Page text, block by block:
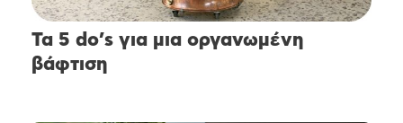
Τα 5 do’s για μια οργανωμένη
βάφτιση